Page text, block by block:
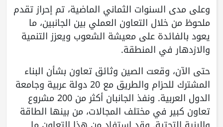
وعلى مدى السنوات الثماني الماضية، تم إحراز تقدم
ملحوظ من خلال التعاون العملي بين الجانبين، ما
يعود بالفائدة على معيشة الشعوب ويعزز التنمية
والازدهار في المنطقة.
حتى الآن، وقعت الصين وثائق تعاون بشأن البناء
المشترك للحزام والطريق مع 20 دولة عربية وجامعة
الدول العربية. ونفذ الجانبان أكثر من 200 مشروع
تعاون كبير في مختلف المجالات، من بينها الطاقة